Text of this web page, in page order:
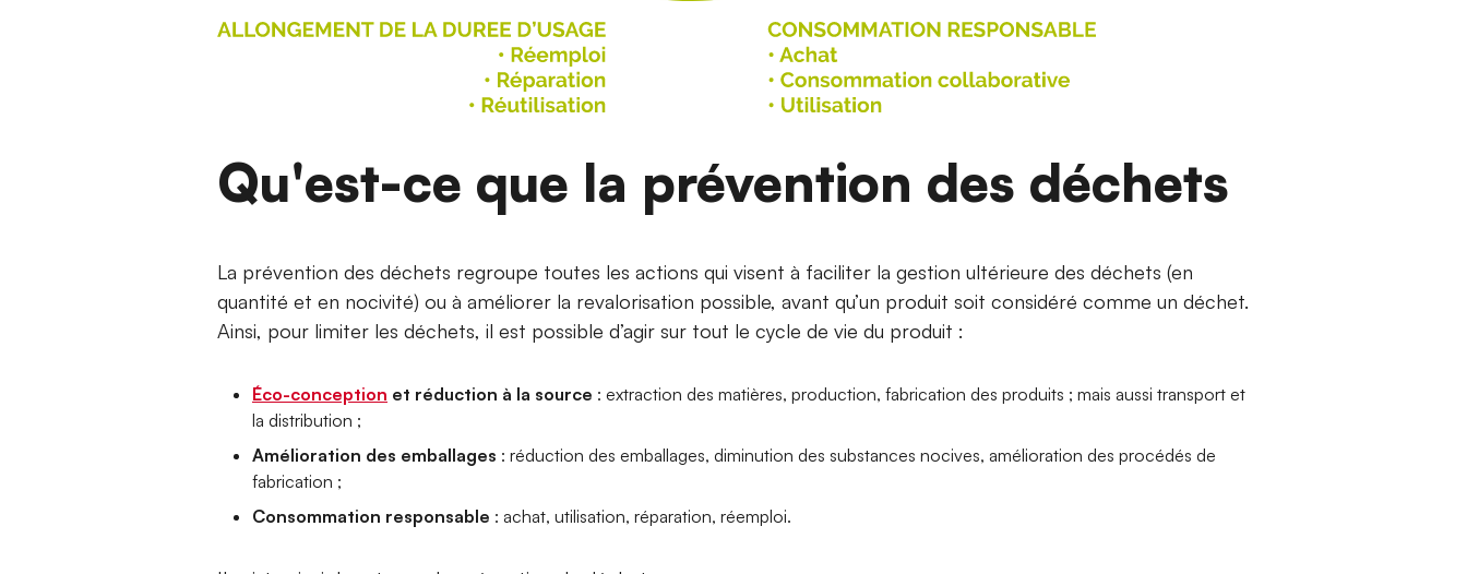
Qu'est-ce que la prévention des déchets
La prévention des déchets regroupe toutes les actions qui visent à faciliter la gestion ultérieure des déchets (en
quantité et en nocivité) ou à améliorer la revalorisation possible, avant qu’un produit soit considéré comme un déchet.
Ainsi, pour limiter les déchets, il est possible d’agir sur tout le cycle de vie du produit :
Éco-conception et réduction à la source : extraction des matières, production, fabrication des produits ; mais aussi transport et
la distribution ;
Amélioration des emballages : réduction des emballages, diminution des substances nocives, amélioration des procédés de
fabrication ;
Consommation responsable : achat, utilisation, réparation, réemploi.